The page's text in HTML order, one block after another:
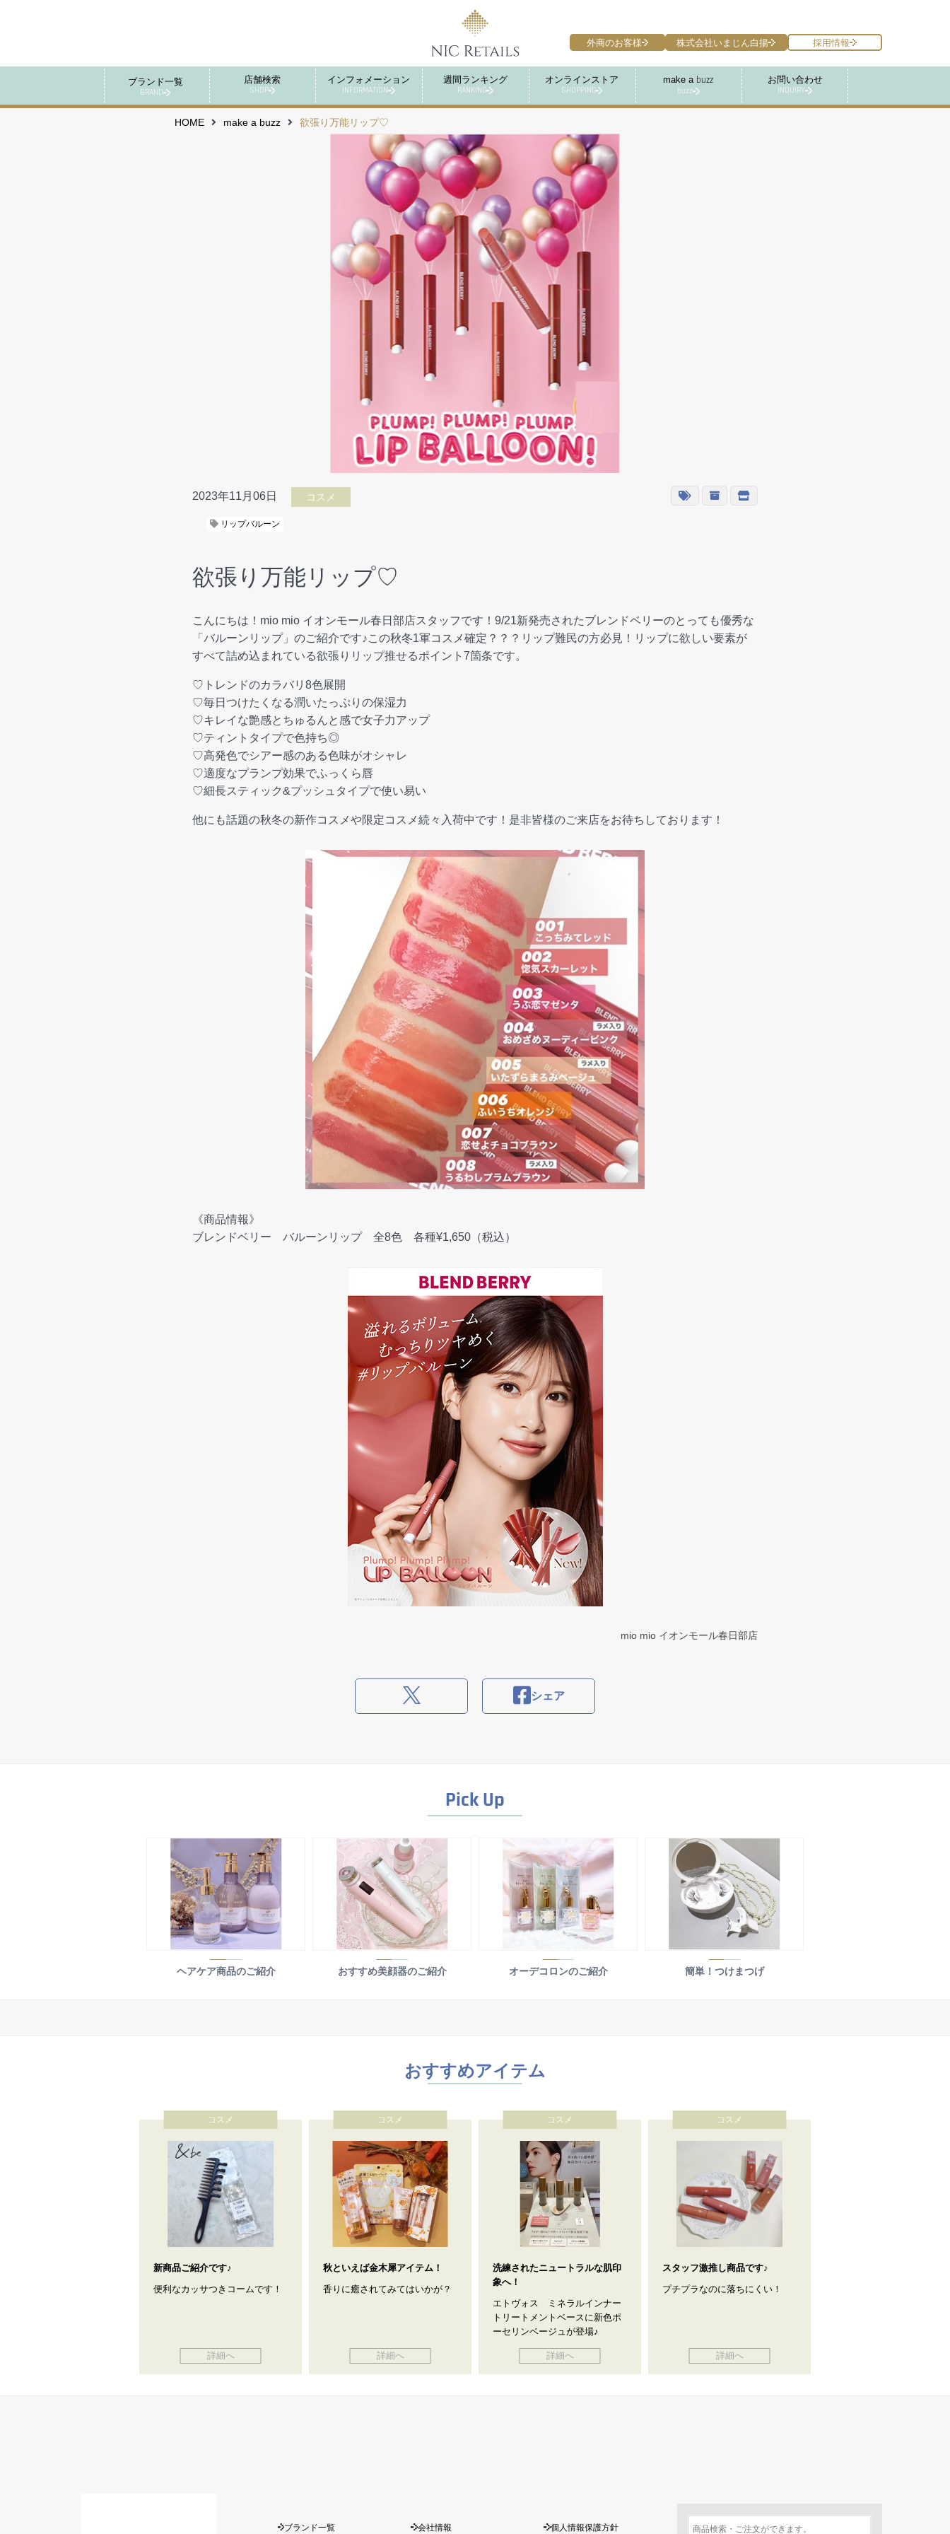
ブランド一覧
BRAND
店舗検索
SHOP
インフォメーション
INFORMATION
週間ランキング
RANKING
オンラインストア
SHOPPING
make a buzz
buzz
お問い合わせ
INQUIRY
外商のお客様 株式会社いまじん白揚 採用情報
HOME make a buzz 欲張り万能リップ♡
2023年11月06日 コスメ
リップバルーン
欲張り万能リップ♡
こんにちは！mio mio イオンモール春日部店スタッフです！9/21新発売されたブレンドベリーのとっても優秀な
「バルーンリップ」のご紹介です♪この秋冬1軍コスメ確定？？？リップ難民の方必見！リップに欲しい要素が
すべて詰め込まれている欲張りリップ推せるポイント7箇条です。
♡トレンドのカラバリ8色展開
♡毎日つけたくなる潤いたっぷりの保湿力
♡キレイな艶感とちゅるんと感で女子力アップ
♡ティントタイプで色持ち◎
♡高発色でシアー感のある色味がオシャレ
♡適度なプランプ効果でふっくら唇
♡細長スティック&プッシュタイプで使い易い
他にも話題の秋冬の新作コスメや限定コスメ続々入荷中です！是非皆様のご来店をお待ちしております！
《商品情報》
ブレンドベリー バルーンリップ 全8色 各種¥1,650（税込）
mio mio イオンモール春日部店
シェア
Pick Up
ヘアケア商品のご紹介 おすすめ美顔器のご紹介 オーデコロンのご紹介 簡単！つけまつげ
おすすめアイテム
コスメ
新商品ご紹介です♪
便利なカッサつきコームです！
詳細へ
コスメ
秋といえば金木犀アイテム！
香りに癒されてみてはいかが？
詳細へ
コスメ
洗練されたニュートラルな肌印
象へ！
エトヴォス ミネラルインナー
トリートメントベースに新色ポ
ーセリンベージュが登場♪
詳細へ
コスメ
スタッフ激推し商品です♪
プチプラなのに落ちにくい！
詳細へ
ブランド一覧 会社情報 個人情報保護方針